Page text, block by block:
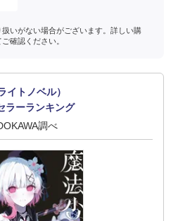
いがない場合がございます。詳しい購
確認ください。
イトノベル）
ラーランキング
調べ